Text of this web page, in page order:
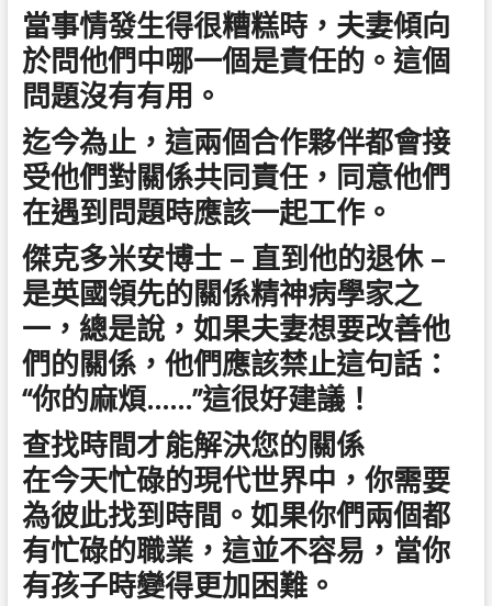
當事情發生得很糟糕時，夫妻傾向
於問他們中哪一個是責任的。這個
問題沒有有用。
迄今為止，這兩個合作夥伴都會接
受他們對關係共同責任，同意他們
在遇到問題時應該一起工作。
傑克多米安博士 – 直到他的退休 –
是英國領先的關係精神病學家之
一，總是說，如果夫妻想要改善他
們的關係，他們應該禁止這句話：
“你的麻煩……”這很好建議！
查找時間才能解決您的關係
在今天忙碌的現代世界中，你需要
為彼此找到時間。如果你們兩個都
有忙碌的職業，這並不容易，當你
有孩子時變得更加困難。